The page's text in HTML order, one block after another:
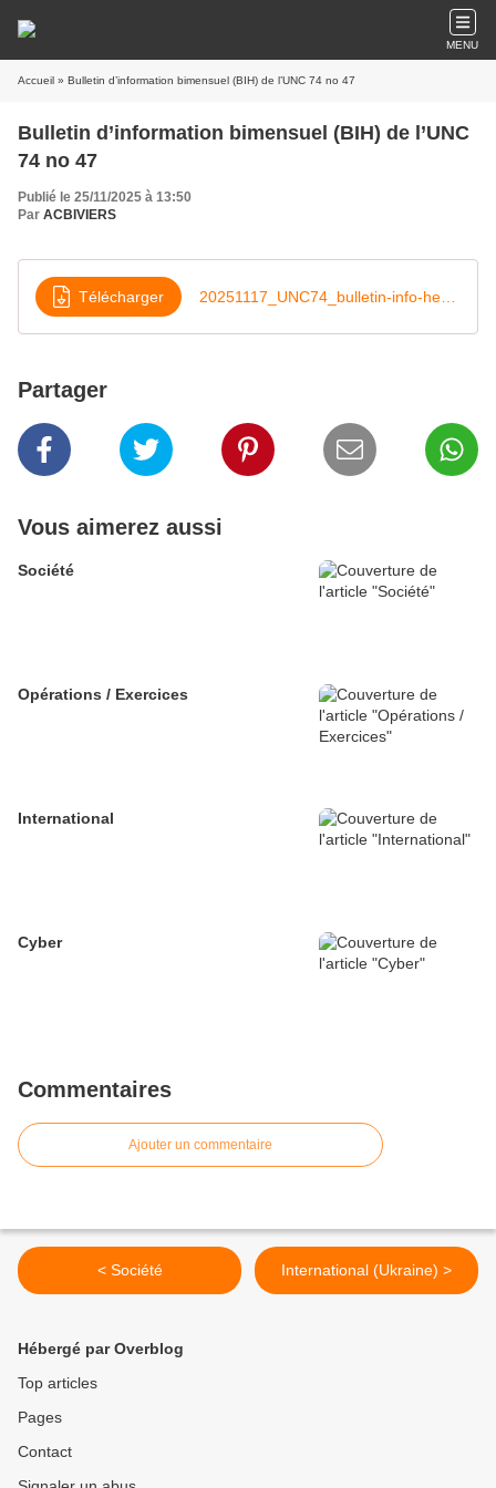
MENU
Accueil » Bulletin d’information bimensuel (BIH) de l’UNC 74 no 47
Bulletin d’information bimensuel (BIH) de l’UNC
74 no 47
Publié le 25/11/2025 à 13:50
Par ACBIVIERS
Télécharger
Partager
Vous aimerez aussi
Société
Opérations / Exercices
International
Cyber
Commentaires
Ajouter un commentaire
< Société International (Ukraine) >
Hébergé par Overblog
Top articles
Pages
Contact